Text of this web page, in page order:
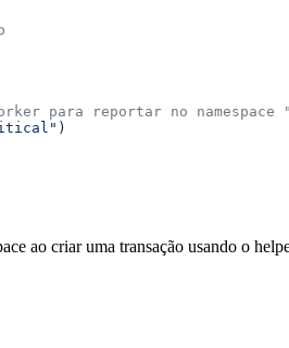
para reportar no namespace
)
ao criar uma transação usando o